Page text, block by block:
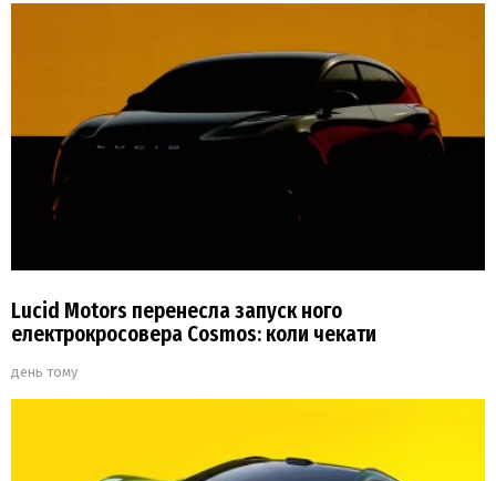
Lucid Motors перенесла запуск ного
електрокросовера Cosmos: коли чекати
день тому